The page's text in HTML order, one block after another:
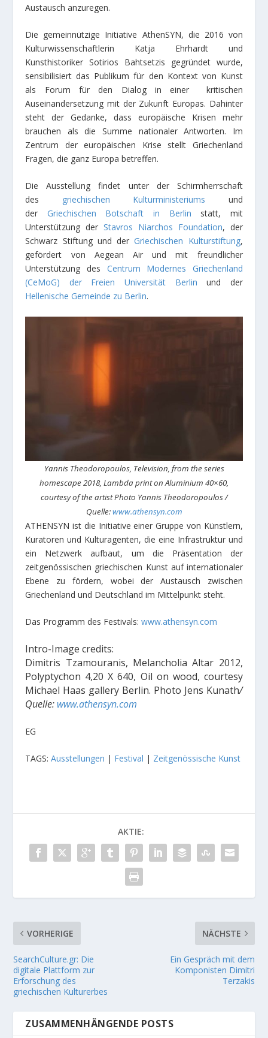
Austausch anzuregen.
Die gemeinnützige Initiative AthenSYN, die 2016 von
Kulturwissenschaftlerin Katja Ehrhardt und
Kunsthistoriker Sotirios Bahtsetzis gegründet wurde,
sensibilisiert das Publikum für den Kontext von Kunst
als Forum für den Dialog in einer kritischen
Auseinandersetzung mit der Zukunft Europas. Dahinter
steht der Gedanke, dass europäische Krisen mehr
brauchen als die Summe nationaler Antworten. Im
Zentrum der europäischen Krise stellt Griechenland
Fragen, die ganz Europa betreffen.
Die Ausstellung findet unter der Schirmherrschaft
des griechischen Kulturministeriums und
der Griechischen Botschaft in Berlin statt, mit
Unterstützung derStavros Niarchos Foundation, der
Schwarz Stiftung und derGriechischen Kulturstiftung,
gefördert von Aegean Air und mit freundlicher
Unterstützung des Centrum Modernes Griechenland
(CeMoG) der Freien Universität Berlin und der
Hellenische Gemeinde zu Berlin.
Yannis Theodoropoulos, Television, from the series
homescape 2018, Lambda print on Aluminium 40×60,
courtesy of the artist Photo Yannis Theodoropoulos /
Quelle:www.athensyn.com
ATHENSYN ist die Initiative einer Gruppe von Künstlern,
Kuratoren und Kulturagenten, die eine Infrastruktur und
ein Netzwerk aufbaut, um die Präsentation der
zeitgenössischen griechischen Kunst auf internationaler
Ebene zu fördern, wobei der Austausch zwischen
Griechenland und Deutschland im Mittelpunkt steht.
Das Programm des Festivals:www.athensyn.com
Intro-Image credits:
Dimitris Tzamouranis, Melancholia Altar 2012,
Polyptychon 4,20 X 640, Oil on wood, courtesy
Michael Haas gallery Berlin. Photo Jens Kunath/
Quelle: www.athensyn.com
EG
TAGS:Ausstellungen | Festival | Zeitgenössische Kunst
AKTIE:
VORHERIGE
SearchCulture.gr: Die
digitale Plattform zur
Erforschung des
griechischen Kulturerbes
NÄCHSTE
Ein Gespräch mit dem
Komponisten Dimitri
Terzakis
ZUSAMMENHÄNGENDE POSTS